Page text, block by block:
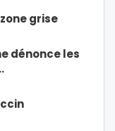
grise
dénonce les